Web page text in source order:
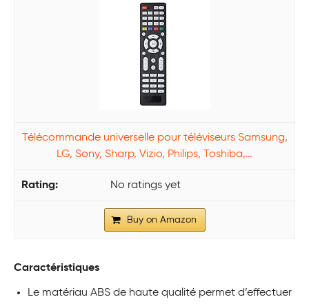
Télécommande universelle pour téléviseurs Samsung,
LG, Sony, Sharp, Vizio, Philips, Toshiba,…
No ratings yet
Buy on Amazon
Caractéristiques
Le matériau ABS de haute qualité permet d’effectuer